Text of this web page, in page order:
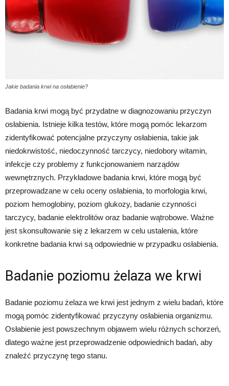
Jakie badania krwi na osłabienie?
Badania krwi mogą być przydatne w diagnozowaniu przyczyn
osłabienia. Istnieje kilka testów, które mogą pomóc lekarzom
zidentyfikować potencjalne przyczyny osłabienia, takie jak
niedokrwistość, niedoczynność tarczycy, niedobory witamin,
infekcje czy problemy z funkcjonowaniem narządów
wewnętrznych. Przykładowe badania krwi, które mogą być
przeprowadzane w celu oceny osłabienia, to morfologia krwi,
poziom hemoglobiny, poziom glukozy, badanie czynności
tarczycy, badanie elektrolitów oraz badanie wątrobowe. Ważne
jest skonsultowanie się z lekarzem w celu ustalenia, które
konkretne badania krwi są odpowiednie w przypadku osłabienia.
Badanie poziomu żelaza we krwi
Badanie poziomu żelaza we krwi jest jednym z wielu badań, które
mogą pomóc zidentyfikować przyczyny osłabienia organizmu.
Osłabienie jest powszechnym objawem wielu różnych schorzeń,
dlatego ważne jest przeprowadzenie odpowiednich badań, aby
znaleźć przyczynę tego stanu.